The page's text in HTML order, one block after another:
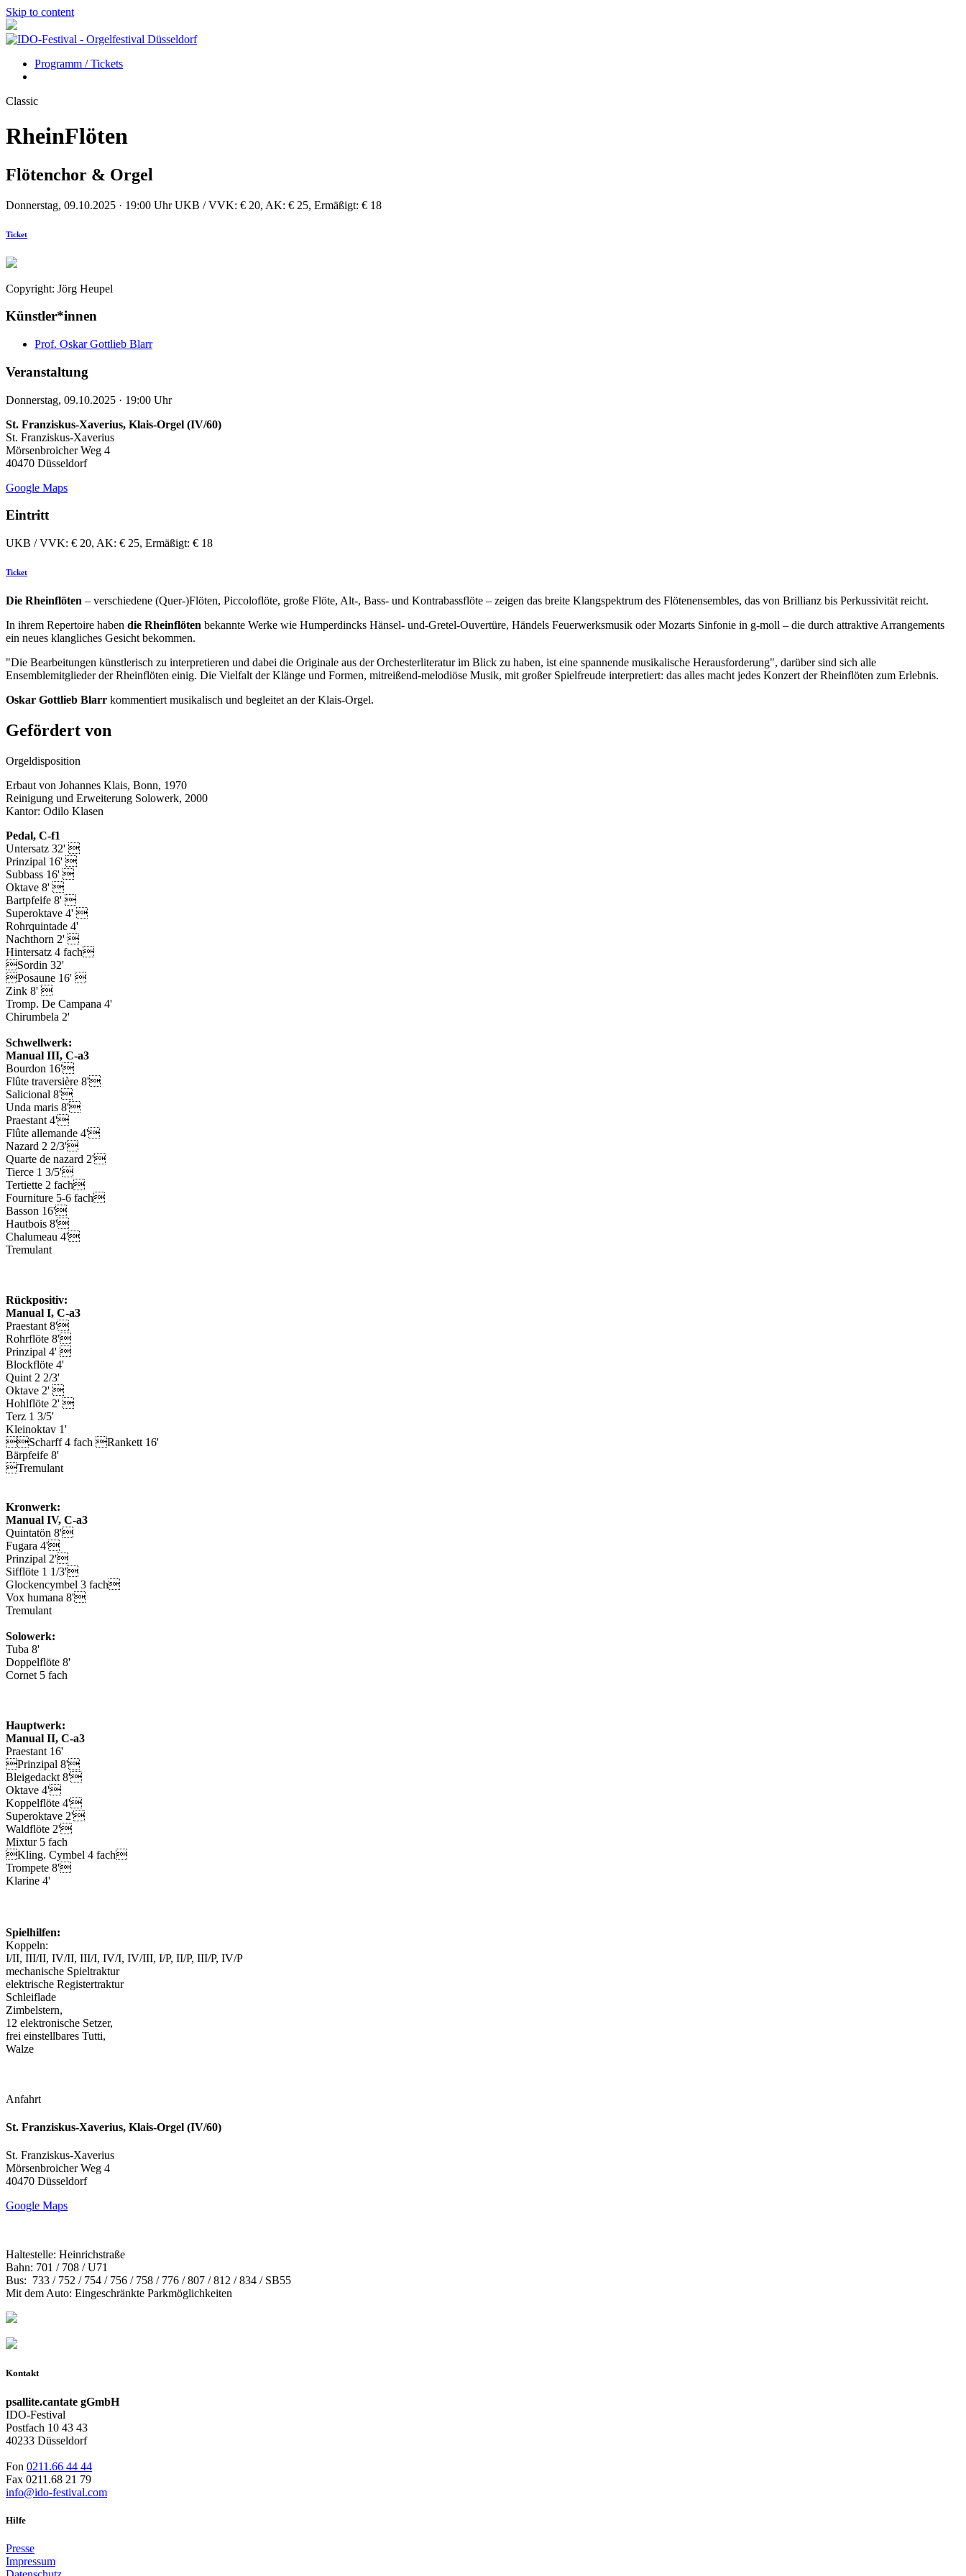
Skip to content
Programm / Tickets
Classic
RheinFlöten
Flötenchor & Orgel
Donnerstag, 09.10.2025 · 19:00 UhrUKB / VVK: € 20, AK: € 25, Ermäßigt: € 18
Ticket
Copyright: Jörg Heupel
Künstler*innen
Prof. Oskar Gottlieb Blarr
Veranstaltung
Donnerstag, 09.10.2025 · 19:00 Uhr
St. Franziskus-Xaverius, Klais-Orgel (IV/60)
St. Franziskus-Xaverius
Mörsenbroicher Weg 4
40470 Düsseldorf
Google Maps
Eintritt
UKB / VVK: € 20, AK: € 25, Ermäßigt: € 18
Ticket
Die Rheinflöten – verschiedene (Quer-)Flöten, Piccoloflöte, große Flöte, Alt-, Bass- und Kontrabassflöte – zeigen das breite Klangspektrum des Flötenensembles, das von Brillianz bis Perkussivität reicht.
In ihrem Repertoire haben die Rheinflöten bekannte Werke wie Humperdincks Hänsel- und-Gretel-Ouvertüre, Händels Feuerwerksmusik oder Mozarts Sinfonie in g-moll – die durch attraktive Arrangements
ein neues klangliches Gesicht bekommen.
"Die Bearbeitungen künstlerisch zu interpretieren und dabei die Originale aus der Orchesterliteratur im Blick zu haben, ist eine spannende musikalische Herausforderung", darüber sind sich alle
Ensemblemitglieder der Rheinflöten einig. Die Vielfalt der Klänge und Formen, mitreißend-melodiöse Musik, mit großer Spielfreude interpretiert: das alles macht jedes Konzert der Rheinflöten zum Erlebnis.
Oskar Gottlieb Blarr kommentiert musikalisch und begleitet an der Klais-Orgel.
Gefördert von
Orgeldisposition
Erbaut von Johannes Klais, Bonn, 1970
Reinigung und Erweiterung Solowerk, 2000
Kantor: Odilo Klasen
Pedal, C-f1
Untersatz 32' 
Prinzipal 16' 
Subbass 16' 
Oktave 8' 
Bartpfeife 8' 
Superoktave 4' 
Rohrquintade 4'
Nachthorn 2' 
Hintersatz 4 fach
Sordin 32'
Posaune 16' 
Zink 8' 
Tromp. De Campana 4'
Chirumbela 2'
Schwellwerk:
Manual III, C-a3
Bourdon 16'
Flûte traversière 8'
Salicional 8'
Unda maris 8'
Praestant 4'
Flûte allemande 4'
Nazard 2 2/3'
Quarte de nazard 2'
Tierce 1 3/5'
Tertiette 2 fach
Fourniture 5-6 fach
Basson 16'
Hautbois 8'
Chalumeau 4'
Tremulant
Rückpositiv:
Manual I, C-a3
Praestant 8'
Rohrflöte 8'
Prinzipal 4' 
Blockflöte 4'
Quint 2 2/3'
Oktave 2' 
Hohlflöte 2' 
Terz 1 3/5'
Kleinoktav 1'
Scharff 4 fach Rankett 16'
Bärpfeife 8'
Tremulant
Kronwerk:
Manual IV, C-a3
Quintatön 8'
Fugara 4'
Prinzipal 2'
Sifflöte 1 1/3'
Glockencymbel 3 fach
Vox humana 8'
Tremulant
Solowerk:
Tuba 8'
Doppelflöte 8'
Cornet 5 fach
Hauptwerk:
Manual II, C-a3
Praestant 16'
Prinzipal 8'
Bleigedackt 8'
Oktave 4'
Koppelflöte 4'
Superoktave 2'
Waldflöte 2'
Mixtur 5 fach
Kling. Cymbel 4 fach
Trompete 8'
Klarine 4'
Spielhilfen:
Koppeln:
I/II, III/II, IV/II, III/I, IV/I, IV/III, I/P, II/P, III/P, IV/P
mechanische Spieltraktur
elektrische Registertraktur
Schleiflade
Zimbelstern,
12 elektronische Setzer,
frei einstellbares Tutti,
Walze
Anfahrt
St. Franziskus-Xaverius, Klais-Orgel (IV/60)
St. Franziskus-Xaverius
Mörsenbroicher Weg 4
40470 Düsseldorf
Google Maps
Haltestelle: Heinrichstraße
Bahn: 701 / 708 / U71
Bus: 733 / 752 / 754 / 756 / 758 / 776 / 807 / 812 / 834 / SB55
Mit dem Auto: Eingeschränkte Parkmöglichkeiten
Kontakt
psallite.cantate gGmbH
IDO-Festival
Postfach 10 43 43
40233 Düsseldorf
Fon 0211.66 44 44
Fax 0211.68 21 79
info@ido-festival.com
Hilfe
Presse
Impressum